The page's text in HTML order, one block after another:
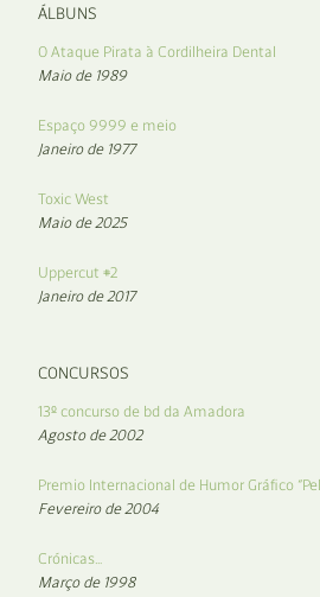
ÁLBUNS
O Ataque Pirata à Cordilheira Dental
Maio de 1989
Espaço 9999 e meio
Janeiro de 1977
Toxic West
Maio de 2025
Uppercut #2
Janeiro de 2017
CONCURSOS
13º concurso de bd da Amadora
Agosto de 2002
Premio Internacional de Humor Gráfico
Fevereiro de 2004
Crónicas…
Março de 1998